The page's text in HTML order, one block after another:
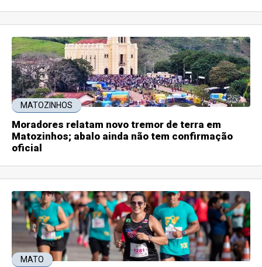
MATOZINHOS
Moradores relatam novo tremor de terra em
Matozinhos; abalo ainda não tem confirmação
oficial
MATO